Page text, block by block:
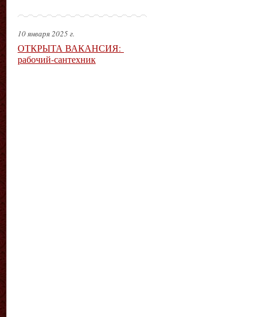
10 января 2025 г.
ОТКРЫТА ВАКАНСИЯ:
рабочий-сантехник